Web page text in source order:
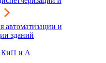
автоматизации и
зданий
КиП и А